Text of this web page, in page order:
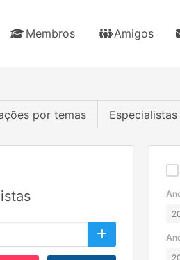
Membros Amigos
por temas